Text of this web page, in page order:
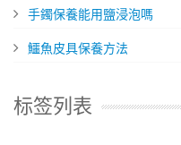
​手鐲保養能用鹽浸泡嗎
​鱷魚皮具保養方法
标签列表